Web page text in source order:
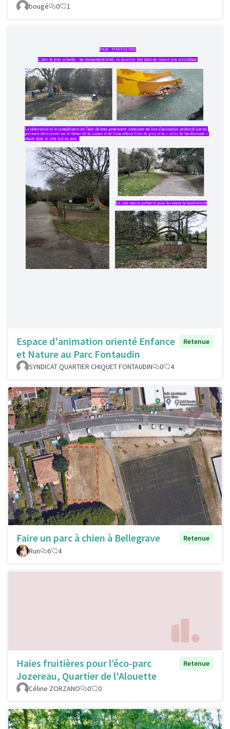
bougé
0 1
Espace d'animation orienté Enfance
et Nature au Parc Fontaudin
Retenue
SYNDICAT QUARTIER CHIQUET FONTAUDIN 0 4
Faire un parc à chien à Bellegrave
Retenue
Run
6 4
Haies fruitières pour l’éco-parc
Jozereau, Quartier de l'Alouette
Retenue
Céline ZORZANO 0 0